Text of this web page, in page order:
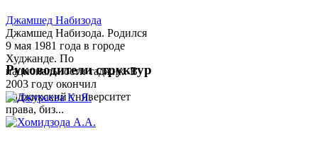
Джамшед Набизода
Джамшед Набизода. Родился
9 мая 1981 года в городе
Худжанде. По
национальности таджик. В
2003 году окончил
Таджикский университет
права, биз...
Руководители структур